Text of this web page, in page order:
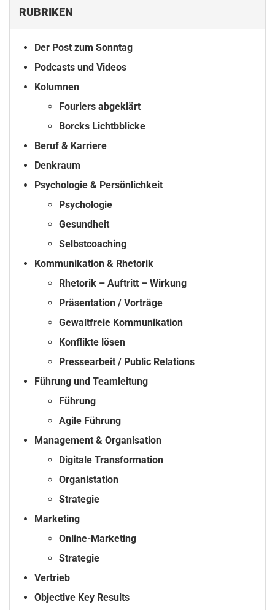
RUBRIKEN
Der Post zum Sonntag
Podcasts und Videos
Kolumnen
Fouriers abgeklärt
Borcks Lichtbblicke
Beruf & Karriere
Denkraum
Psychologie & Persönlichkeit
Psychologie
Gesundheit
Selbstcoaching
Kommunikation & Rhetorik
Rhetorik – Auftritt – Wirkung
Präsentation / Vorträge
Gewaltfreie Kommunikation
Konflikte lösen
Pressearbeit / Public Relations
Führung und Teamleitung
Führung
Agile Führung
Management & Organisation
Digitale Transformation
Organistation
Strategie
Marketing
Online-Marketing
Strategie
Vertrieb
Objective Key Results